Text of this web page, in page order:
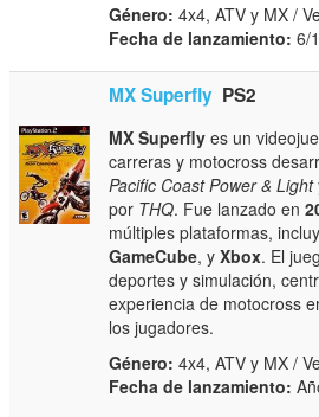
Género: 4x4, ATV y MX /
Fecha de lanzamiento: 6/
MX Superfly PS2
MX Superfly es un
carreras y motocross
Pacific Coast Power & Light
por THQ. Fue lanzado en
múltiples plataformas,
GameCube, yXbox. El
deportes y simulación,
experiencia de motocross
los jugadores.
Género: 4x4, ATV y MX /
Fecha de lanzamiento: